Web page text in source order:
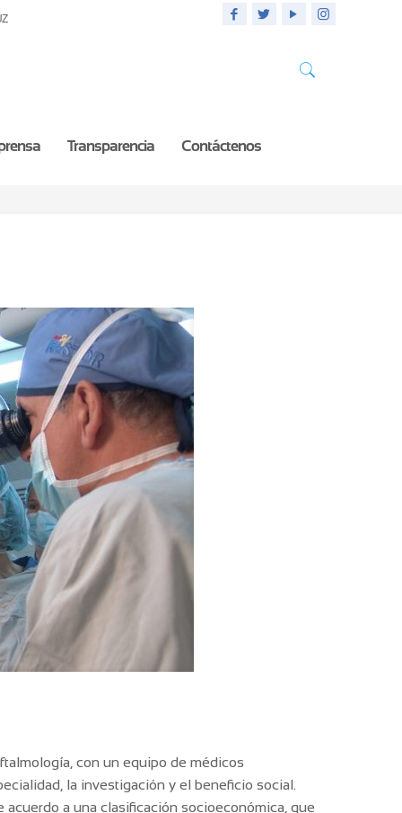
Transparencia Contáctenos
con un equipo de médicos
la investigación y el beneficio social.
a una clasificación socioeconómica, que